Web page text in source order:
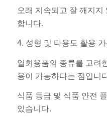
오래 지속되고 잘 깨지
합니다.
4. 성형 및 다용도 활용
일회용품의 종류를 고려
용이 가능하다는 점입니
식품 등급 및 식품 안전
있습니다.